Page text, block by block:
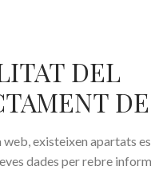
DEL
web, existeixen apartats
dades per rebre